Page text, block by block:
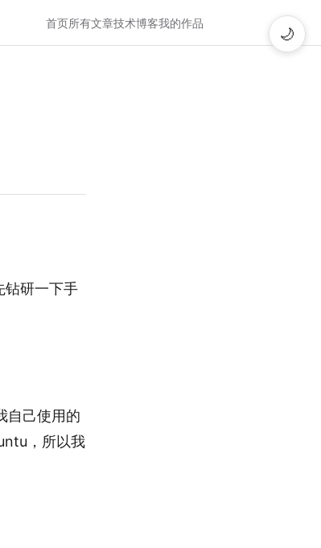
首页所有文章技术博客我的作品
钻研一下手
自己使用的
，所以我
🌙